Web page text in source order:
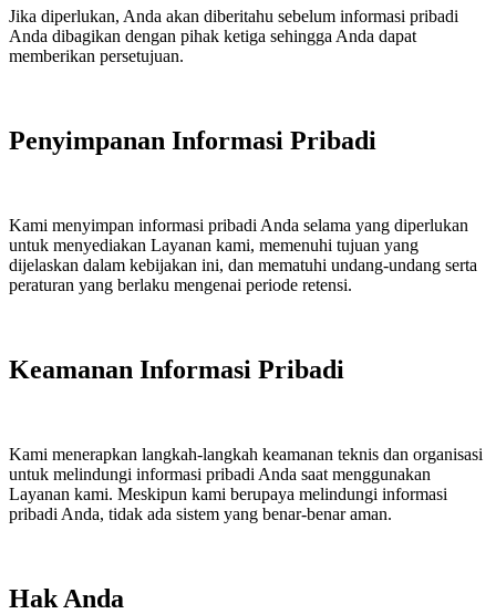
Jika diperlukan, Anda akan diberitahu sebelum informasi pribadi
Anda dibagikan dengan pihak ketiga sehingga Anda dapat
memberikan persetujuan.
Penyimpanan Informasi Pribadi
Kami menyimpan informasi pribadi Anda selama yang diperlukan
untuk menyediakan Layanan kami, memenuhi tujuan yang
dijelaskan dalam kebijakan ini, dan mematuhi undang-undang serta
peraturan yang berlaku mengenai periode retensi.
Keamanan Informasi Pribadi
Kami menerapkan langkah-langkah keamanan teknis dan organisasi
untuk melindungi informasi pribadi Anda saat menggunakan
Layanan kami. Meskipun kami berupaya melindungi informasi
pribadi Anda, tidak ada sistem yang benar-benar aman.
Hak Anda